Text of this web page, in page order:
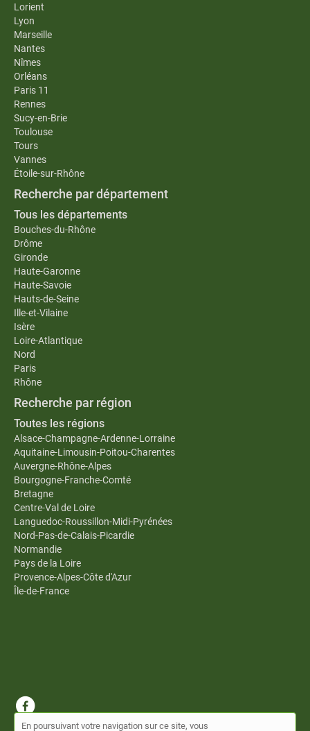
Lorient
Lyon
Marseille
Nantes
Nîmes
Orléans
Paris 11
Rennes
Sucy-en-Brie
Toulouse
Tours
Vannes
Étoile-sur-Rhône
Recherche par département
Tous les départements
Bouches-du-Rhône
Drôme
Gironde
Haute-Garonne
Haute-Savoie
Hauts-de-Seine
Ille-et-Vilaine
Isère
Loire-Atlantique
Nord
Paris
Rhône
Recherche par région
Toutes les régions
Alsace-Champagne-Ardenne-Lorraine
Aquitaine-Limousin-Poitou-Charentes
Auvergne-Rhône-Alpes
Bourgogne-Franche-Comté
Bretagne
Centre-Val de Loire
Languedoc-Roussillon-Midi-Pyrénées
Nord-Pas-de-Calais-Picardie
Normandie
Pays de la Loire
Provence-Alpes-Côte d'Azur
Île-de-France
En poursuivant votre navigation sur ce site, vous